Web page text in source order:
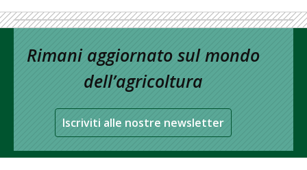
Rimani aggiornato sul mondo
dell’agricoltura
Iscriviti alle nostre newsletter